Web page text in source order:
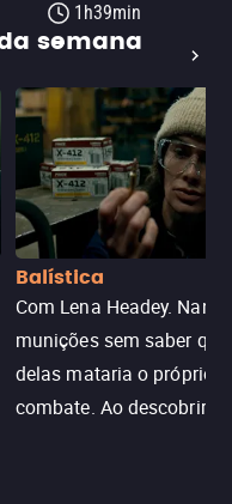
1h39min
semana
Balística
Com Lena Headey.
munições sem saber
delas mataria o próprio
combate. Ao descobrir a